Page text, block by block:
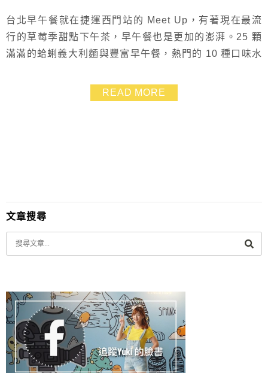
台北早午餐就在捷運西門站的 Meet Up，有著現在最流
行的草莓季甜點下午茶，早午餐也是更加的澎湃。25 顆
滿滿的蛤蜊義大利麵與豐富早午餐，熱門的 10 種口味水
美最愛的拍照牆面，連平日預約都是滿滿滿，到底 Meet
Up 裡面有什麼好料？又有什麼推薦的菜色呢？
READ MORE
文章搜尋